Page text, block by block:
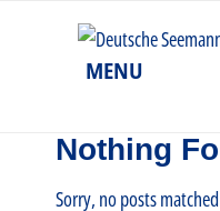
MENU
Nothing
Sorry, no posts